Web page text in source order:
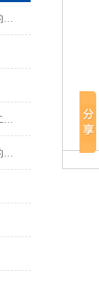
电阻、电容、二极管、三极管的测试
传统漆膜仪的弊端，原厂原漆二手车未必是真
色差仪在使用过程注意哪方面的事项